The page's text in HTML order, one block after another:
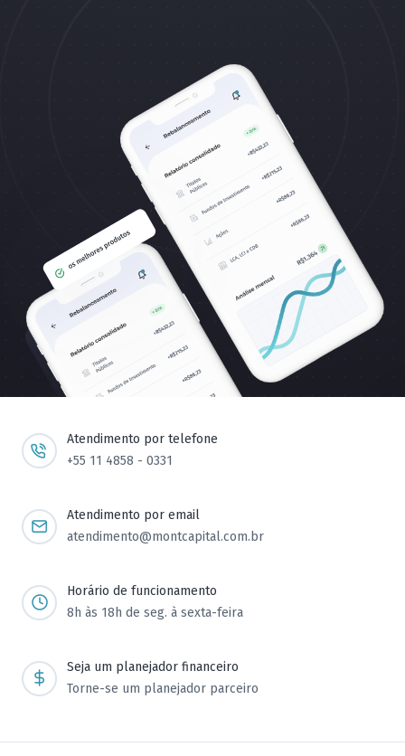
Atendimento por telefone
+55 11 4858 - 0331
Atendimento por email
atendimento@montcapital.com.br
Horário de funcionamento
8h às 18h de seg. à sexta-feira
Seja um planejador financeiro
Torne-se um planejador parceiro